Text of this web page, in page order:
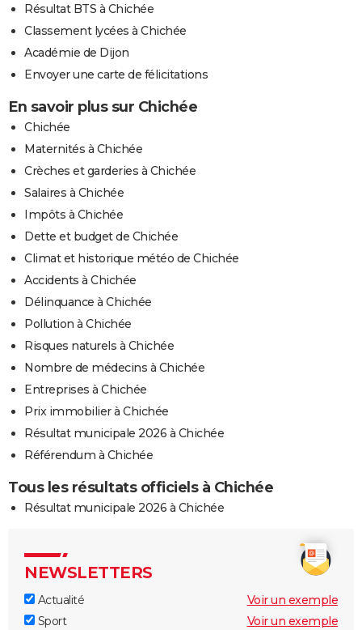
Résultat BTS à Chichée
Classement lycées à Chichée
Académie de Dijon
Envoyer une carte de félicitations
En savoir plus sur Chichée
Chichée
Maternités à Chichée
Crèches et garderies à Chichée
Salaires à Chichée
Impôts à Chichée
Dette et budget de Chichée
Climat et historique météo de Chichée
Accidents à Chichée
Délinquance à Chichée
Pollution à Chichée
Risques naturels à Chichée
Nombre de médecins à Chichée
Entreprises à Chichée
Prix immobilier à Chichée
Résultat municipale 2026 à Chichée
Référendum à Chichée
Tous les résultats officiels à Chichée
Résultat municipale 2026 à Chichée
NEWSLETTERS
Actualité
Voir un exemple
Sport
Voir un exemple